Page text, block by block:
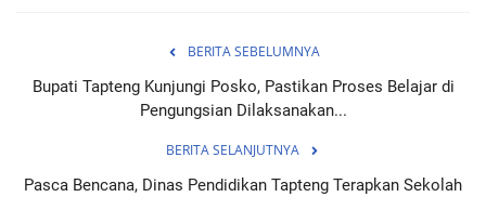
BERITA SEBELUMNYA
Bupati Tapteng Kunjungi Posko, Pastikan Proses Belajar di
Pengungsian Dilaksanakan...
BERITA SELANJUTNYA
Pasca Bencana, Dinas Pendidikan Tapteng Terapkan Sekolah